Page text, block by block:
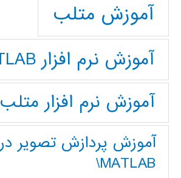
آموزش متلب
آموزش نرم افزار MATLAB
آموزش نرم افزار متلب
آموزش پردازش تصوير در
MATLAB\